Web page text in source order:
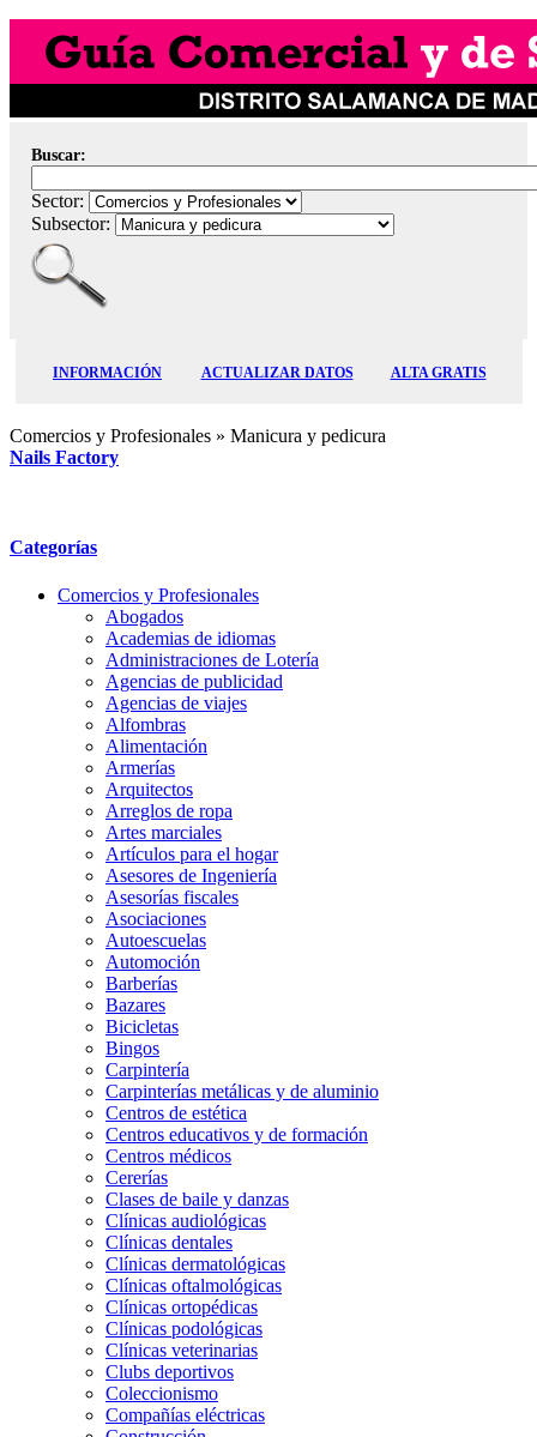
Buscar:
Sector:
Subsector:
INFORMACIÓN ACTUALIZAR DATOS ALTA GRATIS
Comercios y Profesionales » Manicura y pedicura
Nails Factory
Categorías
Comercios y Profesionales
Abogados
Academias de idiomas
Administraciones de Lotería
Agencias de publicidad
Agencias de viajes
Alfombras
Alimentación
Armerías
Arquitectos
Arreglos de ropa
Artes marciales
Artículos para el hogar
Asesores de Ingeniería
Asesorías fiscales
Asociaciones
Autoescuelas
Automoción
Barberías
Bazares
Bicicletas
Bingos
Carpintería
Carpinterías metálicas y de aluminio
Centros de estética
Centros educativos y de formación
Centros médicos
Cererías
Clases de baile y danzas
Clínicas audiológicas
Clínicas dentales
Clínicas dermatológicas
Clínicas oftalmológicas
Clínicas ortopédicas
Clínicas podológicas
Clínicas veterinarias
Clubs deportivos
Coleccionismo
Compañías eléctricas